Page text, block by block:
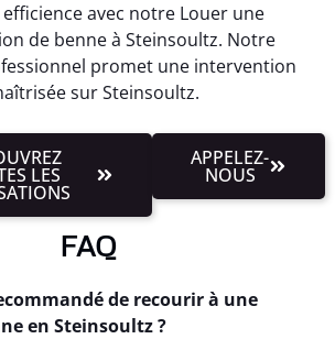
avec notre Louer une
de benne à Steinsoultz. Notre
promet une intervention
sur Steinsoultz.
LES
APPELEZ-
NOUS
FAQ
de recourir à une
en Steinsoultz ?